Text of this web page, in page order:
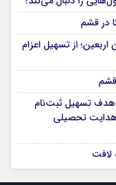
از تسهیل اعزام
قشم
هدف تسهیل ثبت‌نام
فرم‌های هدایت تحصیلی
لافت